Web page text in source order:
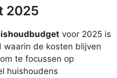
2025
voor 2025 is
waarin de kosten blijven
te focussen op
huishoudens